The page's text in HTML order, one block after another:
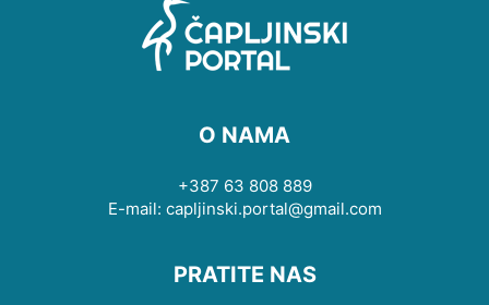
O NAMA
+387 63 808 889
E-mail: capljinski.portal@gmail.com
PRATITE NAS